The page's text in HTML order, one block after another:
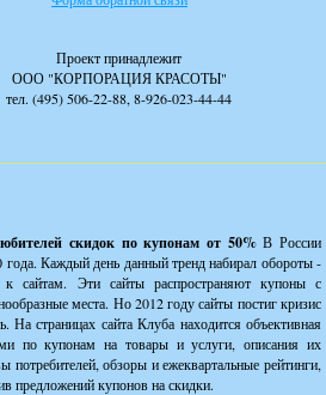
Проект принадлежит
ООО "КОРПОРАЦИЯ КРАСОТЫ"
тел. (495) 506-22-88, 8-926-023-44-44
скидок по купонам от 50%В России
Каждый день данный тренд набирал обороты -
к сайтам. Эти сайты распространяют купоны с
места. Но 2012 году сайты постиг кризис
На страницах сайта Клуба находится объективная
по купонам на товары и услуги, описания их
потребителей, обзоры и ежеквартальные рейтинги,
предложений купонов на скидки.